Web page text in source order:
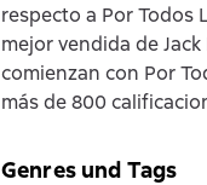
respecto a Por Todos
mejor vendida de Jack
comienzan con Por
más de 800
Genres und Tags